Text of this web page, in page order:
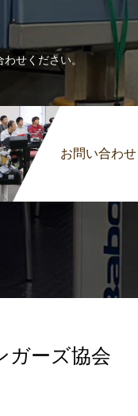
せください。
お問い合わせ
ガーズ協会